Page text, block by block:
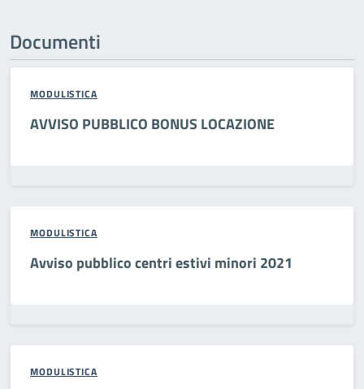
Documenti
MODULISTICA
AVVISO PUBBLICO BONUS LOCAZIONE
MODULISTICA
Avviso pubblico centri estivi minori 2021
MODULISTICA